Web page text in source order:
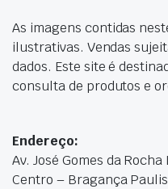
As imagens contidas
ilustrativas. Vendas
dados. Este site é
consulta de produtos e
Endereço:
Av. José Gomes da
Centro – Bragança